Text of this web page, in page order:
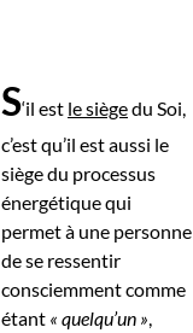
S‘il est le siègedu Soi,
c’est qu’il est aussi le
siège du processus
énergétique qui
permet à une personne
de se ressentir
consciemment comme
étant « quelqu’un »,